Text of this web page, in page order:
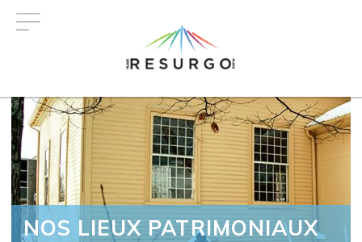
NOS LIEUX PATRIMONIAUX